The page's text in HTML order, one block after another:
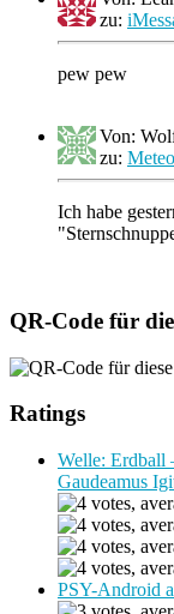
zu:
pew pew
Von:
zu:
Ich habe
QR-Code für
Ratings
Welle: Erdball
Gaudeamus
PSY-Android